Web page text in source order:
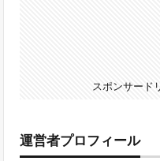
スポンサード
運営者プロフィール